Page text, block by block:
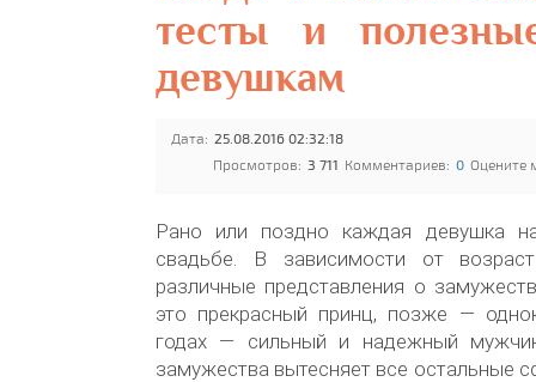
тесты и
девушкам
Дата: 25.08.2016 02:32:18
Просмотров: 3 711 Комментариев: 0 Оцените
Рано или поздно каждая девушка
свадьбе. В зависимости от
различные представления о
это прекрасный принц, позже —
годах — сильный и надежный
замужества вытесняет все остальные